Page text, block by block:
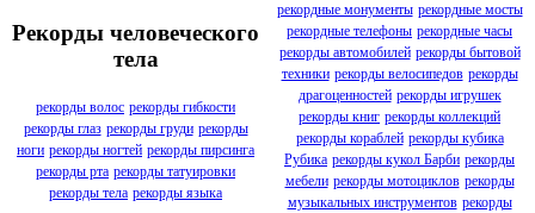
Рекорды человеческого
тела
рекорды волос рекорды гибкости
рекорды глаз рекорды груди рекорды
ноги рекорды ногтей рекорды пирсинга
рекорды рта рекорды татуировки
рекорды тела рекорды языка
рекордные монументы рекордные мосты
рекордные телефоны рекордные часы
рекорды автомобилей рекорды бытовой
техники рекорды велосипедов рекорды
драгоценностей рекорды игрушек
рекорды книг рекорды коллекций
рекорды кораблей рекорды кубика
Рубика рекорды кукол Барби рекорды
мебели рекорды мотоциклов рекорды
музыкальных инструментов рекорды